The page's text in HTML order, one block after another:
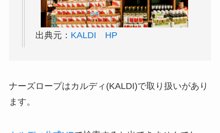
出典元： KALDI HP
ナーズロープはカルディ(KALDI)で取り扱いがあり
ます。